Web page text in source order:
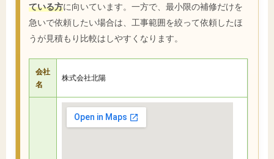
ている方に向いています。一方で、最小限の補修だけを
急いで依頼したい場合は、工事範囲を絞って依頼したほ
うが見積もり比較はしやすくなります。
会社
名
株式会社北陽